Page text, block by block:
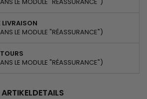
LIVRAISON
LE MODULE "RÉASSURANCE")
LE MODULE "RÉASSURANCE")
ARTIKELDETAILS